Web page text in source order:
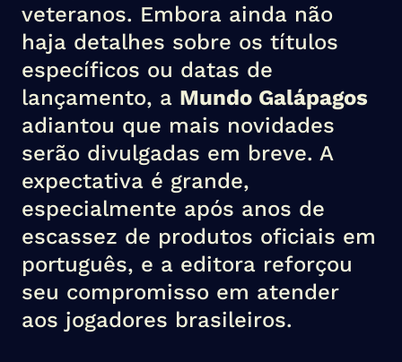
veteranos. Embora ainda não
haja detalhes sobre os títulos
específicos ou datas de
lançamento, a Mundo Galápagos
adiantou que mais novidades
serão divulgadas em breve. A
expectativa é grande,
especialmente após anos de
escassez de produtos oficiais em
português, e a editora reforçou
seu compromisso em atender
aos jogadores brasileiros.